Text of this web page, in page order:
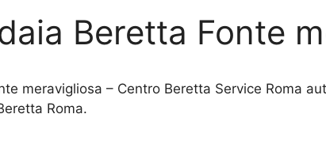
Beretta Fonte
meravigliosa – Centro Beretta Service Roma
Roma.